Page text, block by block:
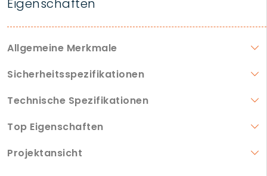
Eigenschaften
Allgemeine Merkmale
Sicherheitsspezifikationen
Technische Spezifikationen
Top Eigenschaften
Projektansicht